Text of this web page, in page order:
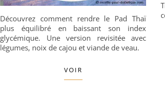
Découvrez comment rendre le Pad Thaï
plus équilibré en baissant son index
glycémique. Une version revisitée avec
légumes, noix de cajou et viande de veau.
VOIR